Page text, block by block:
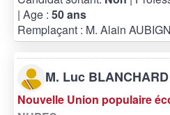
| Age : 50 ans
Remplaçant : M. Alain
M. Luc BLANCHARD
Nouvelle Union populaire